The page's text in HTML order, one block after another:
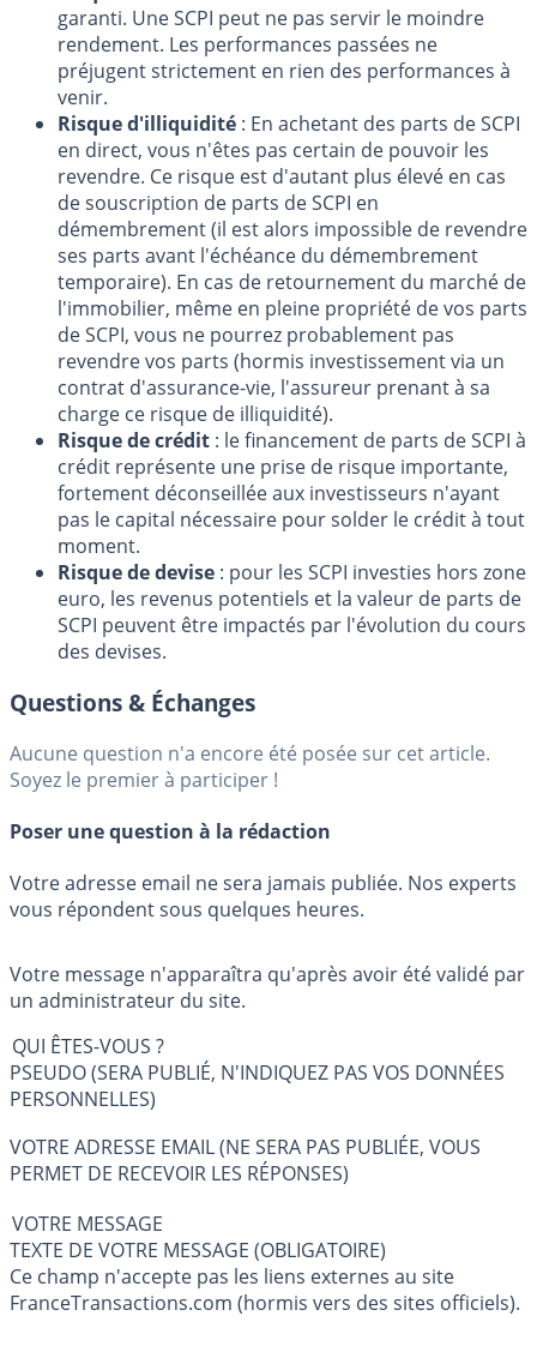
garanti. Une SCPI peut ne pas servir le moindre
rendement. Les performances passées ne
préjugent strictement en rien des performances à
venir.
Risque d'illiquidité : En achetant des parts de SCPI
en direct, vous n'êtes pas certain de pouvoir les
revendre. Ce risque est d'autant plus élevé en cas
de souscription de parts de SCPI en
démembrement (il est alors impossible de revendre
ses parts avant l'échéance du démembrement
temporaire). En cas de retournement du marché de
l'immobilier, même en pleine propriété de vos parts
de SCPI, vous ne pourrez probablement pas
revendre vos parts (hormis investissement via un
contrat d'assurance-vie, l'assureur prenant à sa
charge ce risque de illiquidité).
Risque de crédit : le financement de parts de SCPI à
crédit représente une prise de risque importante,
fortement déconseillée aux investisseurs n'ayant
pas le capital nécessaire pour solder le crédit à tout
moment.
Risque de devise : pour les SCPI investies hors zone
euro, les revenus potentiels et la valeur de parts de
SCPI peuvent être impactés par l'évolution du cours
des devises.
Questions & Échanges
Aucune question n'a encore été posée sur cet article.
Soyez le premier à participer !
Poser une question à la rédaction
Votre adresse email ne sera jamais publiée. Nos experts
vous répondent sous quelques heures.
Votre message n'apparaîtra qu'après avoir été validé par
un administrateur du site.
QUI ÊTES-VOUS ?
PSEUDO (SERA PUBLIÉ, N'INDIQUEZ PAS VOS DONNÉES
PERSONNELLES)
VOTRE ADRESSE EMAIL (NE SERA PAS PUBLIÉE, VOUS
PERMET DE RECEVOIR LES RÉPONSES)
VOTRE MESSAGE
TEXTE DE VOTRE MESSAGE (OBLIGATOIRE)
Ce champ n'accepte pas les liens externes au site
FranceTransactions.com (hormis vers des sites officiels).